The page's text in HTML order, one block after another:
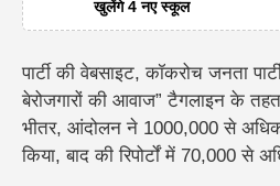
खुलेंगे 4 नए स्कूल
पार्टी की वेबसाइट, कॉकरोच जनता
बेरोजगारों की आवाज” टैगलाइन के
भीतर, आंदोलन ने 1000,000 से
किया, बाद की रिपोर्टों में 70,000 से